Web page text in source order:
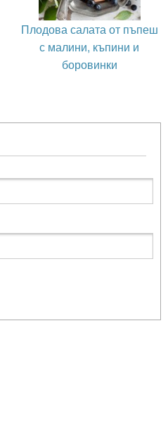
Плодова салата от пъпеш
с малини, къпини и
боровинки